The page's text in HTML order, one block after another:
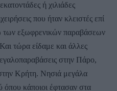
ή χιλιάδες
που ήταν κλειστές επί
των εξωφρενικών παραβάσεων
τώρα είδαμε και άλλες
στην Πάρο,
Κρήτη. Νησιά μεγάλα
όπου κάποιοι έφτασαν στα